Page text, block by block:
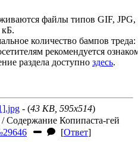
файлы типов GIF, JPG,
кБ.
количество бампов треда:
рекомендуется
раздела доступно здесь.
- (43 KB, 595x514)
/ Содержание Копипаста-гей
[Ответ]